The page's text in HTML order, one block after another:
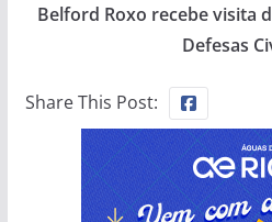
Belford Roxo recebe visita
Defesas
Share This Post: